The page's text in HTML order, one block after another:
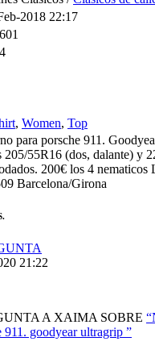
21:22
A XAIMA SOBRE
goodyear ultragrip ”
poder realizar la consulta